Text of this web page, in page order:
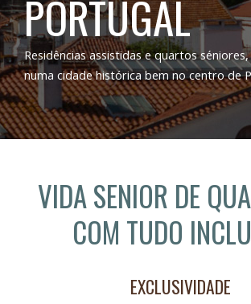
PORTUGAL
Residências assistidas e quartos séniores,
numa cidade histórica bem no centro de
VIDA SENIOR DE
COM TUDO
EXCLUSIVIDADE